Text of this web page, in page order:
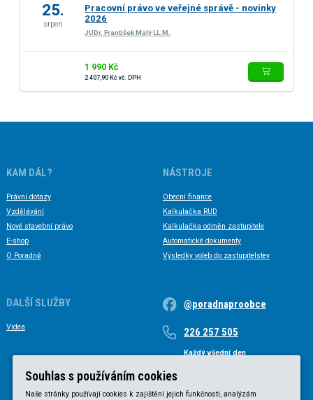
25.
srpen
Pracovní právo ve veřejné správě - novinky
2026
JUDr. František Malý LL.M.
1 990 Kč
2 407,90 Kč vč. DPH
KAM DÁL?
Právní dotazy
Vzdělávání
Nové stavební právo
E-shop
O Poradně
NÁSTROJE
Obecní finance
Kalkulačka RUD
Kalkulačka odměn zastupitele
Automatické dokumenty
Výsledky voleb do zastupitelstev
DALŠÍ SLUŽBY
Videa
@poradnaproobce
226 257 505
Každý všední den
Souhlas s používáním cookies
Naše stránky používají cookies k zajištění jejich funkčnosti, analýzám